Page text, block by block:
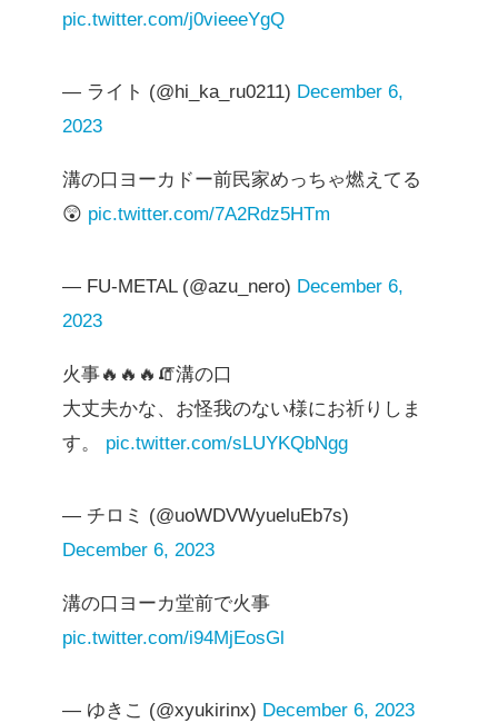
pic.twitter.com/j0vieeeYgQ
— ライト (@hi_ka_ru0211) December 6,
2023
溝の口ヨーカドー前民家めっちゃ燃えてる
😲 pic.twitter.com/7A2Rdz5HTm
— FU-METAL (@azu_nero) December 6,
2023
火事🔥🔥🔥🧯溝の口
大丈夫かな、お怪我のない様にお祈りしま
す。 pic.twitter.com/sLUYKQbNgg
— チロミ (@uoWDVWyueluEb7s)
December 6, 2023
溝の口ヨーカ堂前で火事
pic.twitter.com/i94MjEosGl
— ゆきこ (@xyukirinx) December 6, 2023